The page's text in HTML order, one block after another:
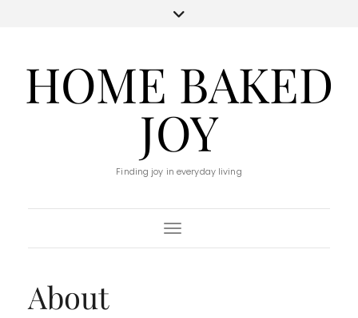
HOME BAKED
JOY
Finding joy in everyday living
Toggle Navigation
About